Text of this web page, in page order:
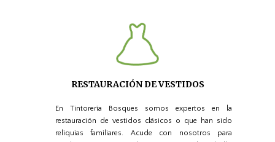
RESTAURACIÓN DE VESTIDOS
En Tintorería Bosques somos expertos en la
restauración de vestidos clásicos o que han sido
reliquias familiares. Acude con nosotros para